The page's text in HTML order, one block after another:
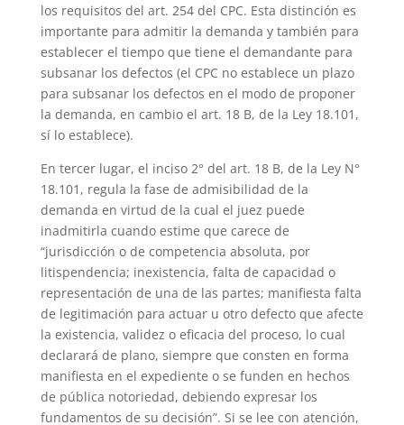
los requisitos del art. 254 del CPC. Esta distinción es
importante para admitir la demanda y también para
establecer el tiempo que tiene el demandante para
subsanar los defectos (el CPC no establece un plazo
para subsanar los defectos en el modo de proponer
la demanda, en cambio el art. 18 B, de la Ley 18.101,
sí lo establece).
En tercer lugar, el inciso 2° del art. 18 B, de la Ley N°
18.101, regula la fase de admisibilidad de la
demanda en virtud de la cual el juez puede
inadmitirla cuando estime que carece de
“jurisdicción o de competencia absoluta, por
litispendencia; inexistencia, falta de capacidad o
representación de una de las partes; manifiesta falta
de legitimación para actuar u otro defecto que afecte
la existencia, validez o eficacia del proceso, lo cual
declarará de plano, siempre que consten en forma
manifiesta en el expediente o se funden en hechos
de pública notoriedad, debiendo expresar los
fundamentos de su decisión”. Si se lee con atención,